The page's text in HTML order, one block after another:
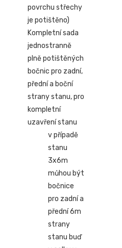
povrchu střechy
je potištěno)
Kompletní sada
jednostranně
plně potištěných
bočnic pro zadní,
přední a boční
strany stanu, pro
kompletní
uzavření stanu
v případě
stanu
3x6m
můhou být
bočnice
pro zadní a
přední 6m
strany
stanu buď